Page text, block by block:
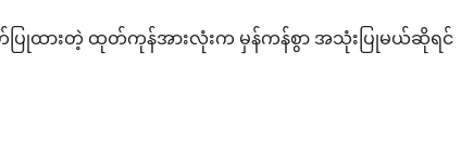
မှတ်ပြုထားတဲ့ ထုတ်ကုန်အားလုံးက မှန်ကန်စွာ အသုံးပြုမယ်ဆိုရင်